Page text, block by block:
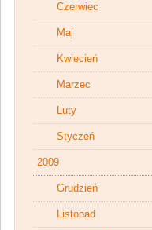
Czerwiec
Maj
Kwiecień
Marzec
Luty
Styczeń
2009
Grudzień
Listopad